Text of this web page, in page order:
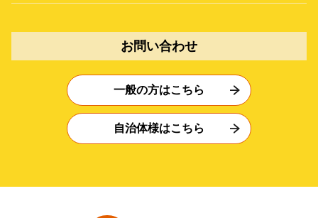
お問い合わせ
一般の方はこちら
自治体様はこちら